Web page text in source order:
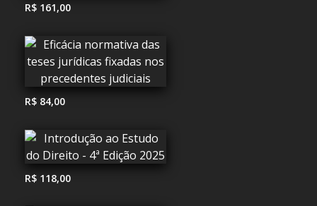
R$ 161,00
R$ 84,00
R$ 118,00